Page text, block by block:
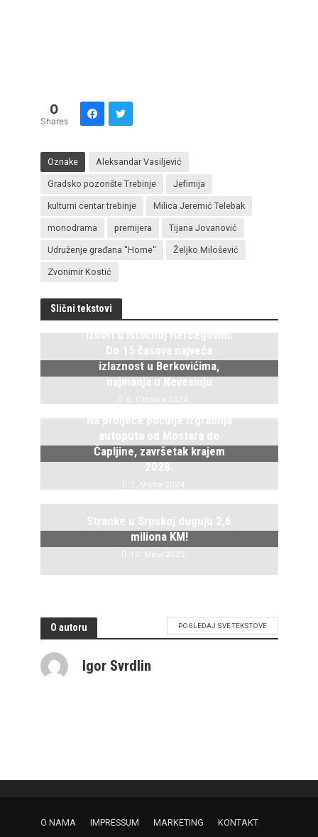
0
Shares
Oznake Aleksandar Vasiljević
Gradsko pozorište Trebinje Jefimija
kulturni centar trebinje Milica Jeremić Telebak
monodrama premijera Tijana Jovanović
Udruženje građana ''Home'' Željko Milošević
Zvonimir Kostić
Slični tekstovi
Izbori u istočnoj Hercegovini:
Do 15 časova najveća
izlaznost u Berkovićima,
najmanja u Nevesinju
6. Oktobra 2024.
Na proljeće počinje izgradnja
autoputa od Mostara do
Čapljine, završetak krajem
2028.
1. Marta 2024.
Stranke u Srpskoj duguju 2,6
miliona KM!
10. Maja 2023.
O autoru POGLEDAJ SVE TEKSTOVE
Igor Svrdlin
O NAMA IMPRESSUM MARKETING KONTAKT